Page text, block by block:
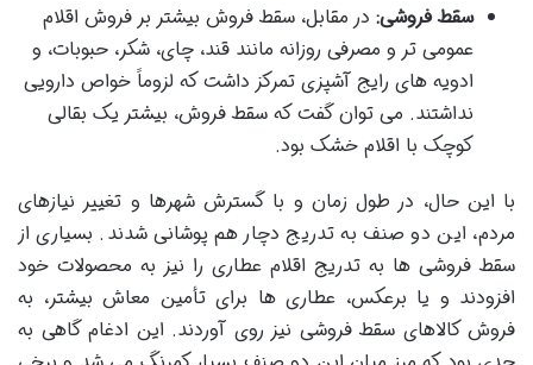
سقط فروشی: در مقابل، سقط فروش بیشتر بر فروش اقلام
عمومی تر و مصرفی روزانه مانند قند، چای، شکر، حبوبات، و
ادویه های رایج آشپزی تمرکز داشت که لزوماً خواص دارویی
نداشتند. می توان گفت که سقط فروش، بیشتر یک بقالی
کوچک با اقلام خشک بود.
با این حال، در طول زمان و با گسترش شهرها و تغییر نیازهای
مردم، این دو صنف به تدریج دچار هم پوشانی شدند. بسیاری از
سقط فروشی ها به تدریج اقلام عطاری را نیز به محصولات خود
افزودند و یا برعکس، عطاری ها برای تأمین معاش بیشتر، به
فروش کالاهای سقط فروشی نیز روی آوردند. این ادغام گاهی به